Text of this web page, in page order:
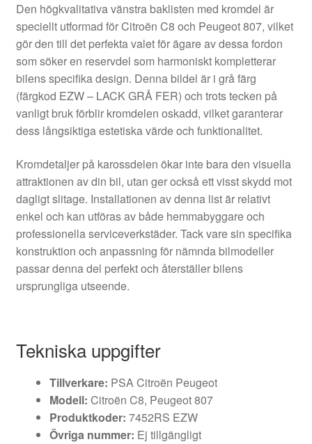
Den högkvalitativa vänstra baklisten med kromdel är
speciellt utformad för Citroën C8 och Peugeot 807, vilket
gör den till det perfekta valet för ägare av dessa fordon
som söker en reservdel som harmoniskt kompletterar
bilens specifika design. Denna bildel är i grå färg
(färgkod EZW – LACK GRÅ FER) och trots tecken på
vanligt bruk förblir kromdelen oskadd, vilket garanterar
dess långsiktiga estetiska värde och funktionalitet.
Kromdetaljer på karossdelen ökar inte bara den visuella
attraktionen av din bil, utan ger också ett visst skydd mot
dagligt slitage. Installationen av denna list är relativt
enkel och kan utföras av både hemmabyggare och
professionella serviceverkstäder. Tack vare sin specifika
konstruktion och anpassning för nämnda bilmodeller
passar denna del perfekt och återställer bilens
ursprungliga utseende.
Tekniska uppgifter
Tillverkare: PSA Citroën Peugeot
Modell: Citroën C8, Peugeot 807
Produktkoder: 7452RS EZW
Övriga nummer: Ej tillgängligt